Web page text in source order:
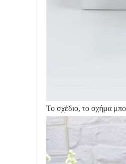
Το σχέδιο, το σχήμα